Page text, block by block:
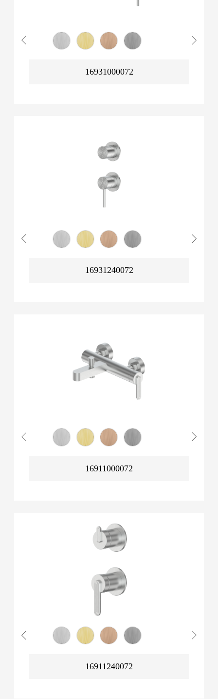
16931000072
16931240072
16911000072
16911240072